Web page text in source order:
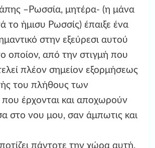
–Ρωσσία, μητέρα- (η μάνα
το ήμισυ Ρωσσίς) έπαιξε ένα
στην εξεύρεσι αυτού
οποίον, από την στιγμή που
πλέον σημείον εξορμήσεως
του πλήθους των
έρχονται και αποχωρούν
στο νου μου, σαν άμπωτις και
πάντοτε την χώρα αυτή.